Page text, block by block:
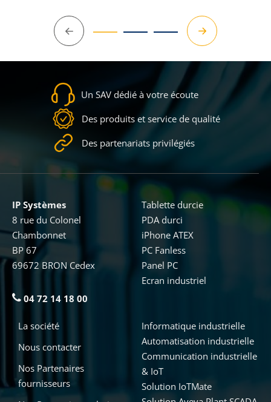
Précédent Suivant
Un SAV dédié à votre écoute
Des produits et service de qualité
Des partenariats privilégiés
IP Systèmes
8 rue du Colonel
Chambonnet
BP 67
69672 BRON Cedex
04 72 14 18 00
Informatique industrielle
Automatisation industrielle
Communication industrielle
& IoT
Solution IoTMate
Tablette durcie
PDA durci
iPhone ATEX
PC Fanless
Panel PC
Ecran industriel
La société
Nous contacter
Nos Partenaires
fournisseurs